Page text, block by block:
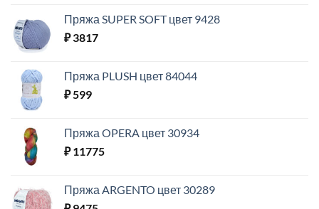
Пряжа SUPER SOFT цвет 9428
₽3817
Пряжа PLUSH цвет 84044
₽599
Пряжа OPERA цвет 30934
₽11775
Пряжа ARGENTO цвет 30289